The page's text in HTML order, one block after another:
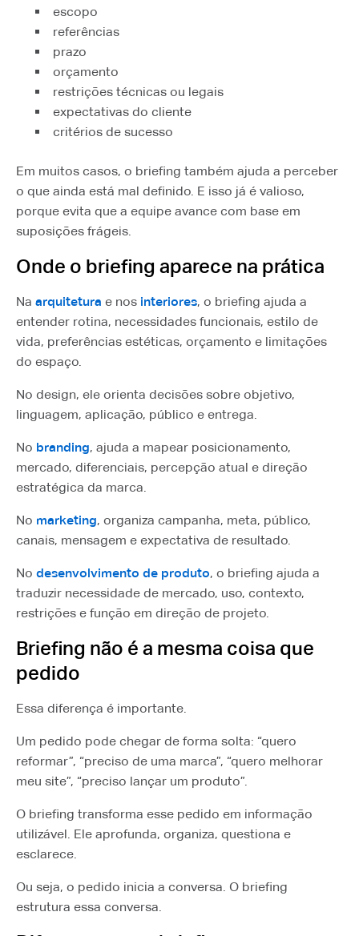
escopo
referências
prazo
orçamento
restrições técnicas ou legais
expectativas do cliente
critérios de sucesso
Em muitos casos, o briefing também ajuda a perceber
o que ainda está mal definido. E isso já é valioso,
porque evita que a equipe avance com base em
suposições frágeis.
Onde o briefing aparece na prática
Na arquitetura e nos interiores, o briefing ajuda a
entender rotina, necessidades funcionais, estilo de
vida, preferências estéticas, orçamento e limitações
do espaço.
No design, ele orienta decisões sobre objetivo,
linguagem, aplicação, público e entrega.
No branding, ajuda a mapear posicionamento,
mercado, diferenciais, percepção atual e direção
estratégica da marca.
No marketing, organiza campanha, meta, público,
canais, mensagem e expectativa de resultado.
No desenvolvimento de produto, o briefing ajuda a
traduzir necessidade de mercado, uso, contexto,
restrições e função em direção de projeto.
Briefing não é a mesma coisa que
pedido
Essa diferença é importante.
Um pedido pode chegar de forma solta: “quero
reformar”, “preciso de uma marca”, “quero melhorar
meu site”, “preciso lançar um produto”.
O briefing transforma esse pedido em informação
utilizável. Ele aprofunda, organiza, questiona e
esclarece.
Ou seja, o pedido inicia a conversa. O briefing
estrutura essa conversa.